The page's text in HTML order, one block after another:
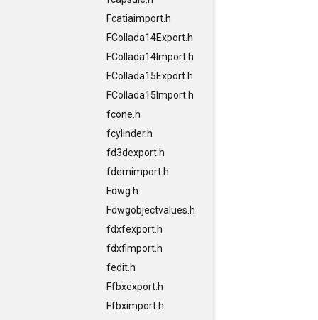
Fcatiaimport.h
FCollada14Export.h
FCollada14Import.h
FCollada15Export.h
FCollada15Import.h
fcone.h
fcylinder.h
fd3dexport.h
fdemimport.h
Fdwg.h
Fdwgobjectvalues.h
fdxfexport.h
fdxfimport.h
fedit.h
Ffbxexport.h
Ffbximport.h